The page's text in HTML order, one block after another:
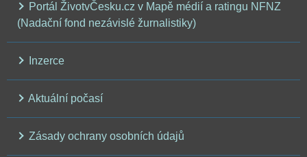
Portál ŽivotvČesku.cz v Mapě médií a ratingu NFNZ
(Nadační fond nezávislé žurnalistiky)
Inzerce
Aktuální počasí
Zásady ochrany osobních údajů